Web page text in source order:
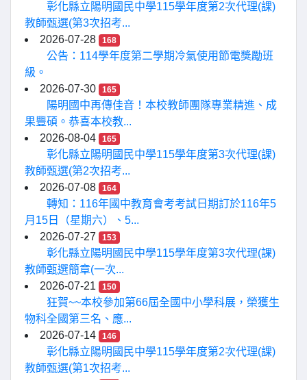
彰化縣立陽明國民中學115學年度第2次代理(課)
教師甄選(第3次招考...
2026-07-28
168
公告：114學年度第二學期冷氣使用節電獎勵班
級。
2026-07-30
165
陽明國中再傳佳音！本校教師團隊專業精進、成
果豐碩。恭喜本校教...
2026-08-04
165
彰化縣立陽明國民中學115學年度第3次代理(課)
教師甄選(第2次招考...
2026-07-08
164
轉知：116年國中教育會考考試日期訂於116年5
月15日（星期六）、5...
2026-07-27
153
彰化縣立陽明國民中學115學年度第3次代理(課)
教師甄選簡章(一次...
2026-07-21
150
狂賀~~本校參加第66屆全國中小學科展，榮獲生
物科全國第三名、應...
2026-07-14
146
彰化縣立陽明國民中學115學年度第2次代理(課)
教師甄選(第1次招考...